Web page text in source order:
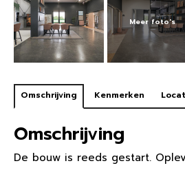
Omschrijving Kenmerken
Omschrijving
De bouw is reeds gestart.